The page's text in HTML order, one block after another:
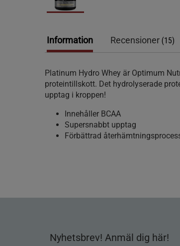
Information Recensioner (15)
Platinum Hydro Whey är Optimum
proteintillskott. Det hydrolyserade
upptag i kroppen!
Innehåller BCAA
Supersnabbt upptag
Förbättrad
Nyhetsbrev! Anmäl dig här!